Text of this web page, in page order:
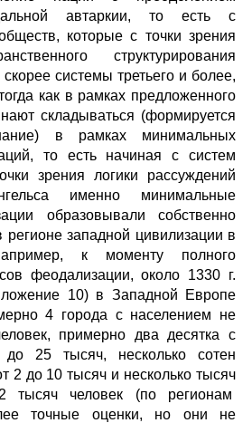
автаркии, то есть с
которые с точки зрения
структурирования
системы третьего и более,
как в рамках предложенного
складываться (формируется
в рамках минимальных
то есть начиная с систем
зрения логики рассуждений
именно минимальные
образовывали собственно
западной цивилизации в
к моменту полного
феодализации, около 1330 г.
10) в Западной Европе
4 города с населением не
примерно два десятка с
25 тысяч, несколько сотен
2 до 10 тысяч и несколько тысяч
тысяч человек (по регионам
точные оценки, но они не